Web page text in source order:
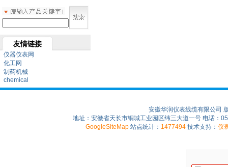
友情链接
仪器仪表网
化工网
制药机械
chemical
安徽华润仪表线缆有限公司
地址：安徽省天长市铜城工业园区纬三大道一号 电话：
GoogleSiteMap 站点统计： 1477494 技术支持： 仪